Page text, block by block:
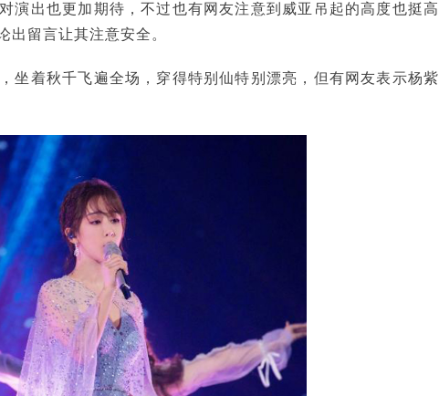
演出也更加期待，不过也有网友注意到威亚吊起的高度也挺高
出留言让其注意安全。
坐着秋千飞遍全场，穿得特别仙特别漂亮，但有网友表示杨紫